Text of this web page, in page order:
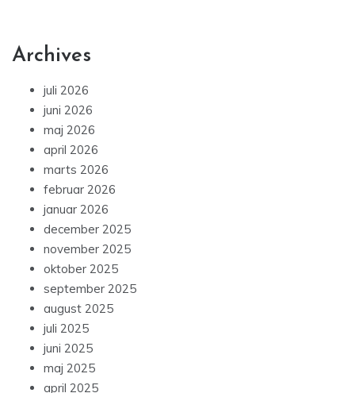
Archives
juli 2026
juni 2026
maj 2026
april 2026
marts 2026
februar 2026
januar 2026
december 2025
november 2025
oktober 2025
september 2025
august 2025
juli 2025
juni 2025
maj 2025
april 2025